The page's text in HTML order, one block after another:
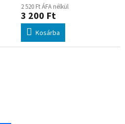
2 520 Ft ÁFA nélkül
3 200 Ft
Kosárba